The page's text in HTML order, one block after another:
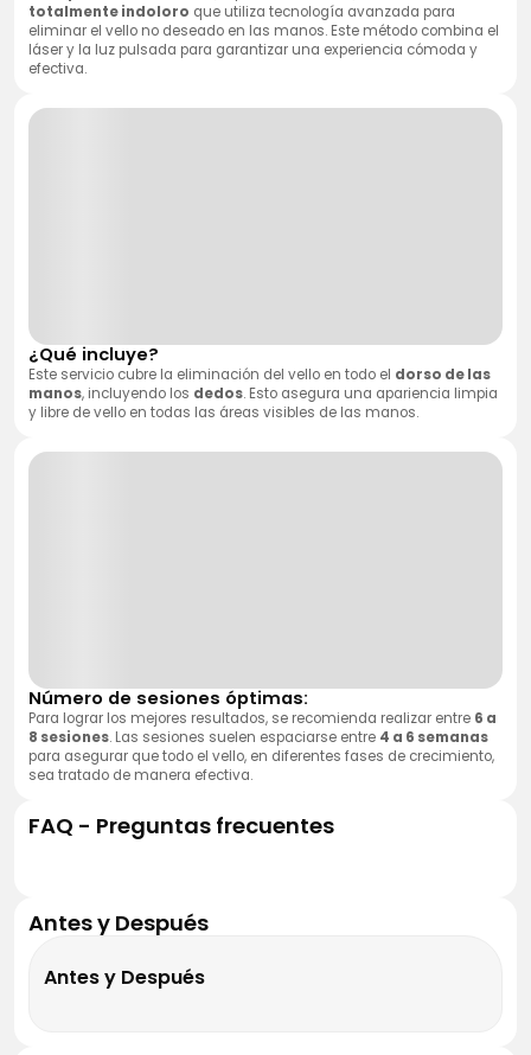
totalmente indoloro que utiliza tecnología avanzada para
eliminar el vello no deseado en las manos. Este método combina el
láser y la luz pulsada para garantizar una experiencia cómoda y
efectiva.
¿Qué incluye?
Este servicio cubre la eliminación del vello en todo el dorso de las
manos, incluyendo los dedos. Esto asegura una apariencia limpia
y libre de vello en todas las áreas visibles de las manos.
Número de sesiones óptimas:
Para lograr los mejores resultados, se recomienda realizar entre 6 a
8 sesiones. Las sesiones suelen espaciarse entre 4 a 6 semanas
para asegurar que todo el vello, en diferentes fases de crecimiento,
sea tratado de manera efectiva.
FAQ - Preguntas frecuentes
Antes y Después
Antes y Después